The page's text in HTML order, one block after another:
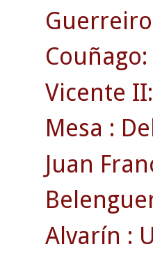
Vicente
Mesa :
Juan
Alvarín :